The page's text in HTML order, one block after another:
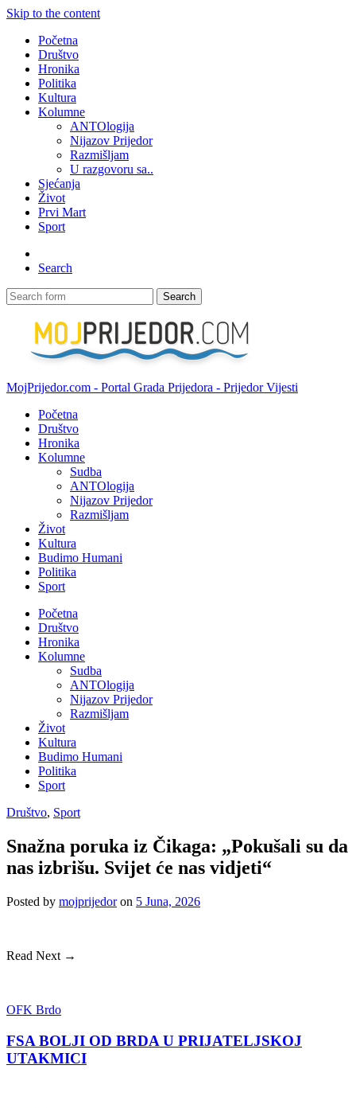
Skip to the content
Početna
Društvo
Hronika
Politika
Kultura
Kolumne
ANTOlogija
Nijazov Prijedor
Razmišljam
U razgovoru sa..
Sjećanja
Život
Prvi Mart
Sport
Search
Search
MojPrijedor.com - Portal Grada Prijedora - Prijedor Vijesti
Početna
Društvo
Hronika
Kolumne
Sudba
ANTOlogija
Nijazov Prijedor
Razmišljam
Život
Kultura
Budimo Humani
Politika
Sport
Početna
Društvo
Hronika
Kolumne
Sudba
ANTOlogija
Nijazov Prijedor
Razmišljam
Život
Kultura
Budimo Humani
Politika
Sport
Društvo, Sport
Snažna poruka iz Čikaga: „Pokušali su da
nas izbrišu. Svijet će nas vidjeti“
Posted by mojprijedor on 5 Juna, 2026
Read Next →
OFK Brdo
FSA BOLJI OD BRDA U PRIJATELJSKOJ
UTAKMICI